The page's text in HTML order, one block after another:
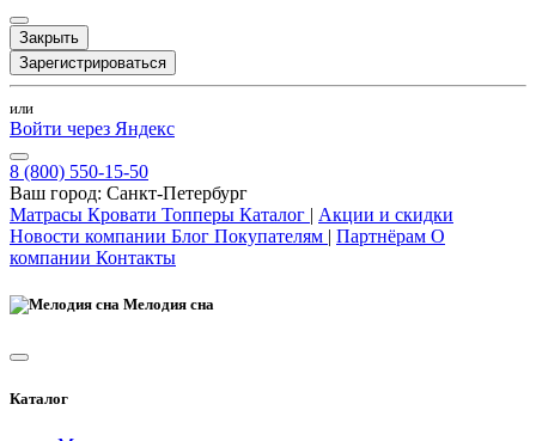
Закрыть
Зарегистрироваться
или
Войти через Яндекс
8 (800) 550-15-50
Ваш город: Санкт-Петербург
Матрасы Кровати Топперы Каталог | Акции и скидки
Новости компании Блог Покупателям | Партнёрам О
компании Контакты
Мелодия сна
Каталог